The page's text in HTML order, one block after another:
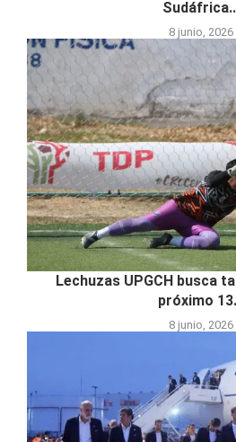
8 junio, 2026
Lechuzas UPGCH busca
próximo
8 junio, 2026